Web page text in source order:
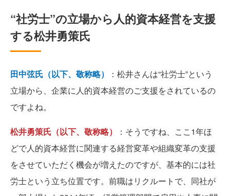
“社労士”の立場から人的資本経営を支援
する松井勇策氏
田中弦氏（以下、敬称略）
：松井さんは“社労士”という
立場から、企業に人的資本経営のご支援をされているの
ですよね。
松井勇策氏（以下、敬称略）
：そうですね、ここ1年ほ
どで人的資本経営に関連する経営変革や組織変革の支援
をさせていただく機会が増えたのですが、基本的には社
労士という立ち位置です。前職はリクルートで、同社が